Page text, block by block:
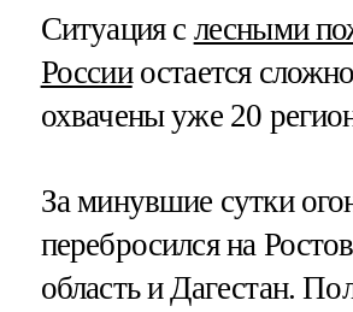
Ситуация с лесными
Россииостается
охвачены уже 20
За минувшие сутки
перебросился на
область и Дагестан.